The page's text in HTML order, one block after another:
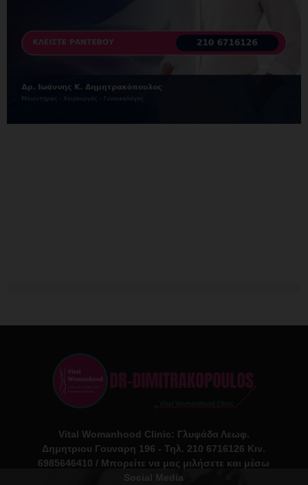
Vital Womanhood Clinic: Γλυφάδα Λεωφ.
Δημητριου Γουναρη 196 - Τηλ. 210 6716126 Κιν.
6985646410 / Μπορείτε να μας μιλήσετε και μέσω
Social Media